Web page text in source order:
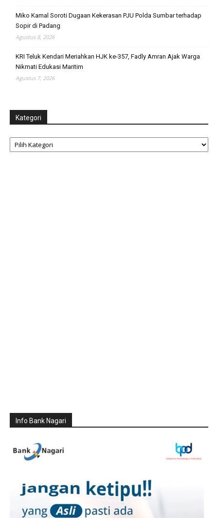
Miko Kamal Soroti Dugaan Kekerasan PJU Polda Sumbar terhadap
Sopir di Padang
Agustus 8, 2026
KRI Teluk Kendari Meriahkan HJK ke-357, Fadly Amran Ajak Warga
Nikmati Edukasi Maritim
Agustus 7, 2026
Kategori
Kategori
Info Bank Nagari